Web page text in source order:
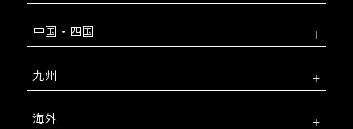
中国・四国
九州
海外